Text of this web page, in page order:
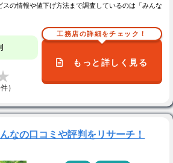
スの情報や値下げ方法まで調査しているのは「みんな
件）
工務店の詳細をチェック！
もっと詳しく見る
なの口コミや評判をリサーチ！